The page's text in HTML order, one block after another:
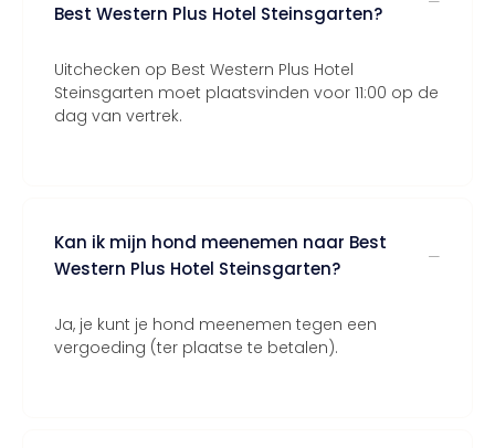
Best Western Plus Hotel Steinsgarten?
Uitchecken op Best Western Plus Hotel
Steinsgarten moet plaatsvinden voor 11:00 op de
dag van vertrek.
Kan ik mijn hond meenemen naar Best
Western Plus Hotel Steinsgarten?
Ja, je kunt je hond meenemen tegen een
vergoeding (ter plaatse te betalen).